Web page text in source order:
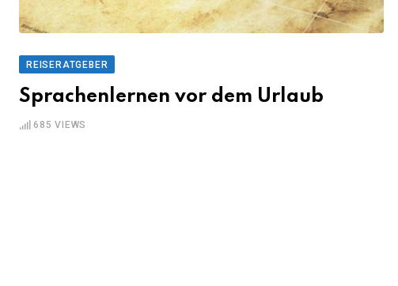
REISERATGEBER
Sprachenlernen vor dem Urlaub
685 VIEWS